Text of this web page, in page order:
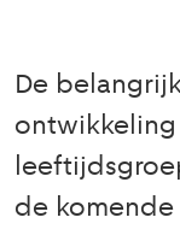
De
ontwikkeling
de